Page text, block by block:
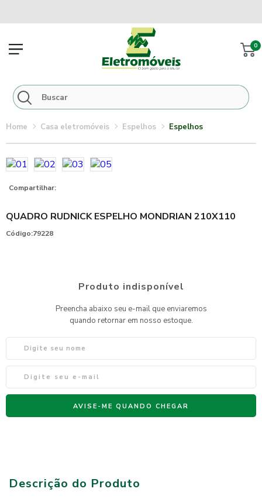
0
casa eletromóveis espelhos espelhos
Compartilhar:
QUADRO RUDNICK ESPELHO MONDRIAN 210X110
Código:79228
Descrição do Produto